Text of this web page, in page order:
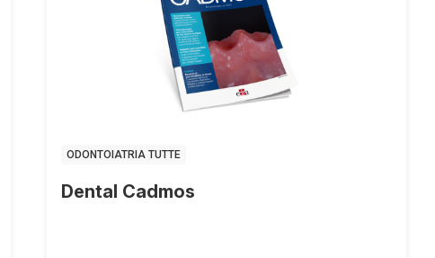
ODONTOIATRIA TUTTE
Dental Cadmos